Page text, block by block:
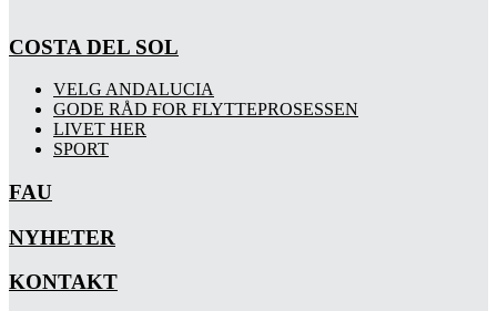
COSTA DEL SOL
VELG ANDALUCIA
GODE RÅD FOR FLYTTEPROSESSEN
LIVET HER
SPORT
FAU
NYHETER
KONTAKT